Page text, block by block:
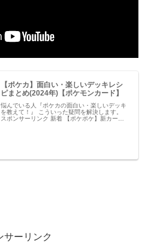
【ポケカ】面白い・楽しいデッキレシ
ピまとめ(2024年)【ポケモンカード】
悩んでいる人『ポケカの面白い・楽しいデッキ
を教えて！』 こういった疑問を解決します。
スポンサーリンク 新着 【ポケポケ】新カー
サーリンク